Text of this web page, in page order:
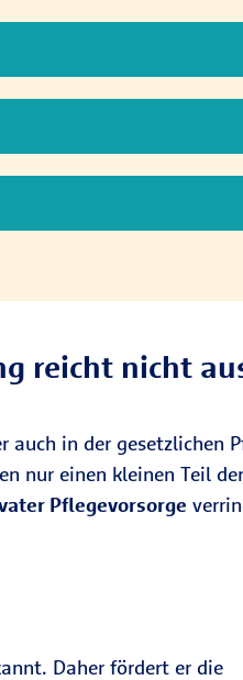
reicht nicht
auch in der gesetzlichen
nur einen kleinen Teil
Pflegevorsorge
Daher fördert er die